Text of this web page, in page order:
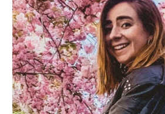
Sophie Nadeau
Travel Vloggers